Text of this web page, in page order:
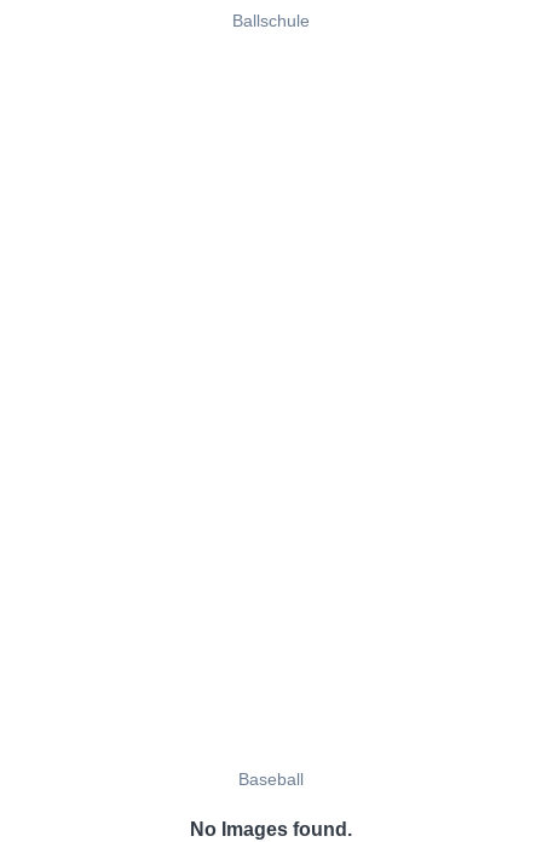
Ballschule
Baseball
No Images found.